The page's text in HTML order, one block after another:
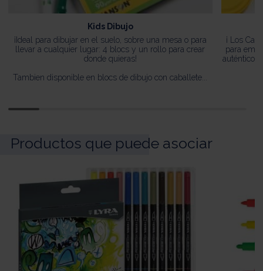
Kids Dibujo
¡Ideal para dibujar en el suelo, sobre una mesa o para
llevar a cualquier lugar: 4 blocs y un rollo para crear
donde quieras!
Tambien disponible en blocs de dibujo con caballete...
¡ Los
para
auténtico
Productos que puede asociar